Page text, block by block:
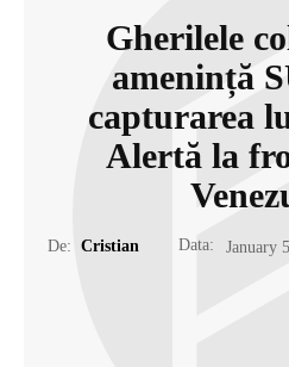
Gherilele
amenință
capturarea
Alertă la
De: Cristian Data: January